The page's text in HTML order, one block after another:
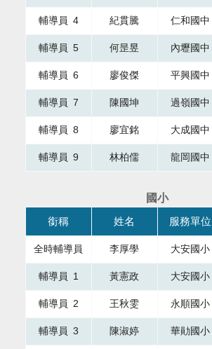
輔導員 4 紀貫騰 仁和國中
輔導員 5 何昰昱 內壢國中
輔導員 6 廖俊傑 平興國中
輔導員 7 陳國坤 過嶺國中
輔導員 8 廖宜銘 大成國中
輔導員 9 林柏儒 龍岡國中
國小
本表格為組織成員，共有四個直欄，
銜稱 姓名 服務單位
全時輔導員 李厚學 大安國小
輔導員 1 黃憲政 大安國小
輔導員 2 王秋雯 永順國小
輔導員 3 陳淑婷 華勛國小